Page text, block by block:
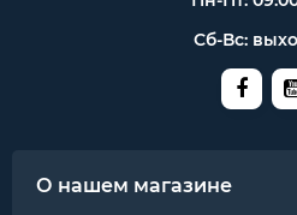
Сб-Вс:
О нашем магазине